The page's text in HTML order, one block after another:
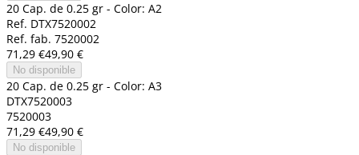
20 Cap. de 0.25 gr - Color: A2
Ref. DTX7520002
Ref. fab. 7520002
71,29 €49,90 €
No disponible
20 Cap. de 0.25 gr - Color: A3
DTX7520003
7520003
71,29 €49,90 €
No disponible